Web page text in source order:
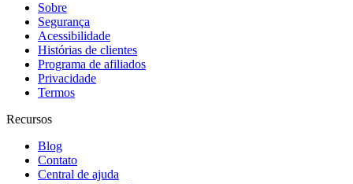
Sobre
Segurança
Acessibilidade
Histórias de clientes
Programa de afiliados
Privacidade
Termos
Recursos
Blog
Contato
Central de ajuda